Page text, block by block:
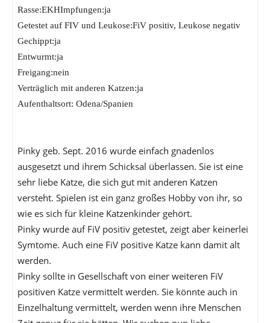
Rasse:EKHImpfungen:ja
Getestet auf FIV und Leukose:FiV positiv, Leukose negativ
Gechippt:ja
Entwurmt:ja
Freigang:nein
Verträglich mit anderen Katzen:ja
Aufenthaltsort: Odena/Spanien
Pinky geb. Sept. 2016 wurde einfach gnadenlos
ausgesetzt und ihrem Schicksal überlassen. Sie ist eine
sehr liebe Katze, die sich gut mit anderen Katzen
versteht. Spielen ist ein ganz großes Hobby von ihr, so
wie es sich für kleine Katzenkinder gehört.
Pinky wurde auf FiV positiv getestet, zeigt aber keinerlei
Symtome. Auch eine FiV positive Katze kann damit alt
werden.
Pinky sollte in Gesellschaft von einer weiteren FiV
positiven Katze vermittelt werden. Sie könnte auch in
Einzelhaltung vermittelt, werden wenn ihre Menschen